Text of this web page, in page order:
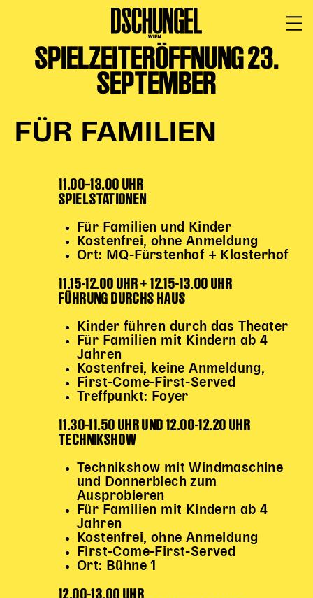
BARRIEREFREI
PROGRAMM
Festivals
Gastspiele
Extras
Available for Touring
MITSPIELEN
Kinder Kunst
Workshops
Abenteuernacht
Kinder-Redaktion
Junge Kunst
Next Generation
Angewandte + DSCHUNGEL WIEN
MAGMA 25/26
Dramaturgie + Stadt
Theaterwerkstätten
SPIELZEITERÖFFNUNG 23.
SEPTEMBER
FÜR FAMILIEN
11.00–13.00 UHR
SPIELSTATIONEN
Für Familien und Kinder
Kostenfrei, ohne Anmeldung
Ort: MQ-Fürstenhof + Klosterhof
11.15-12.00 UHR + 12.15-13.00 UHR
FÜHRUNG DURCHS HAUS
Kinder führen durch das Theater
Für Familien mit Kindern ab 4
Jahren
Kostenfrei, keine Anmeldung,
First-Come-First-Served
Treffpunkt: Foyer
11.30-11.50 UHR UND 12.00-12.20 UHR
TECHNIKSHOW
Technikshow mit Windmaschine
und Donnerblech zum
Ausprobieren
Für Familien mit Kindern ab 4
Jahren
Kostenfrei, ohne Anmeldung
First-Come-First-Served
Ort: Bühne 1
12.00-13.00 UHR